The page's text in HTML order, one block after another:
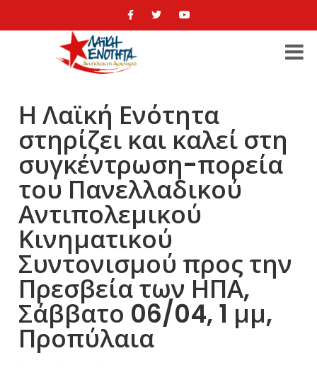
Η Λαϊκή Ενότητα
στηρίζει και καλεί στη
συγκέντρωση-πορεία
του Πανελλαδικού
Αντιπολεμικού
Κινηματικού
Συντονισμού προς την
Πρεσβεία των ΗΠΑ,
Σάββατο 06/04, 1 μμ,
Προπύλαια